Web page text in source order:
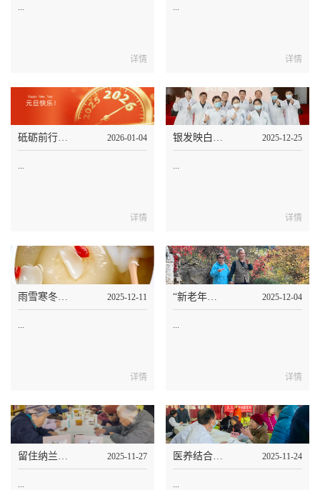
详情 详情
砥砺前行，点亮银龄幸福晚年，2026泰和养老与您共赴新征程 2026-01-04
...
详情
银发映白衣，冬日也成春，久久泰和中医医院联合泰和睿园义诊 2025-12-25
...
详情
雨雪寒冬，泰和养老让“养生”升温 2025-12-11
...
详情
“新老年人”的养老选择，养儿防老不再是 2025-12-04
...
详情
2025-11-27
...
2025-11-24
...